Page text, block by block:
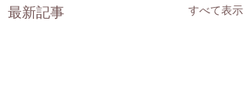
最新記事 すべて表示